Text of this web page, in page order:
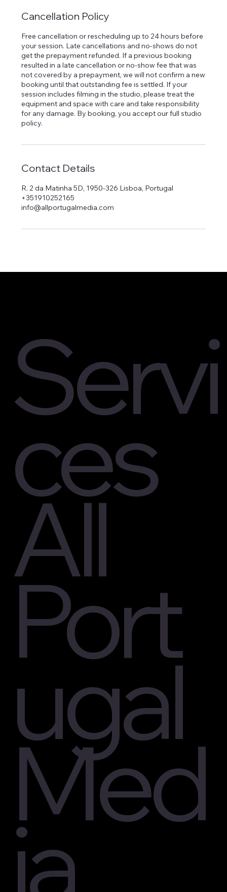
Servi
ces
All
Port
ugal
Med
ia
Cancellation Policy
Free cancellation or rescheduling up to 24 hours before
your session. Late cancellations and no-shows do not
get the prepayment refunded. If a previous booking
resulted in a late cancellation or no-show fee that was
not covered by a prepayment, we will not confirm a new
booking until that outstanding fee is settled. If your
session includes filming in the studio, please treat the
equipment and space with care and take responsibility
for any damage. By booking, you accept our full studio
policy.
Contact Details
R. 2 da Matinha 5D, 1950-326 Lisboa, Portugal
+351910252165
info@allportugalmedia.com